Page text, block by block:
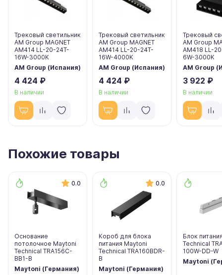
Трековый светильник
AM Group MAGNET
AM414 LL-20-24T-
16W-3000K
AM Group (Испания)
4 424 ₽
В наличии
Трековый светильник
AM Group MAGNET
AM414 LL-20-24T-
16W-4000K
AM Group (Испания)
4 424 ₽
В наличии
Трековый
AM Group
AM418 LL-
6W-3000K
AM Group
3 922 ₽
В наличии
Похожие товары
0.0
Основание
потолочное Maytoni
Technical TRA156C-
BB1-B
Maytoni (Германия)
0.0
Короб для блока
питания Maytoni
Technical TRA160BDR-
B
Maytoni (Германия)
Блок
Technical
100W-DD-W
Maytoni